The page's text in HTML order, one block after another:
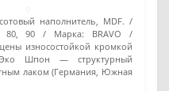
наполнитель, MDF.
80, 90 Марка:
BRAVO
износостойкой кромкой
Эко Шпон — структурный
лаком (Германия, Южная